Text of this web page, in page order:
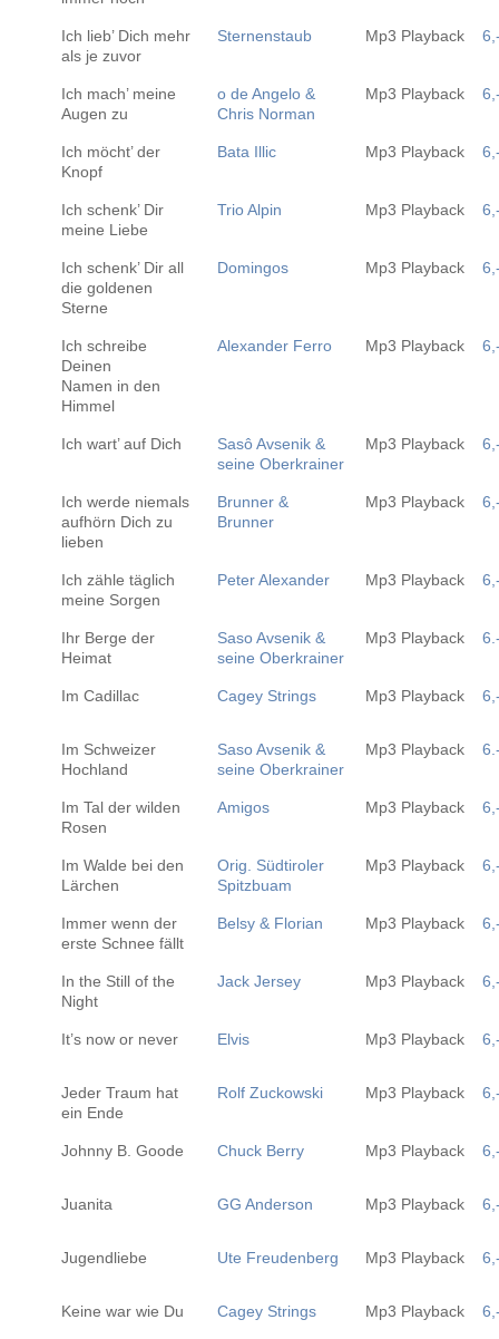
Ich lieb’ Dich mehr
als je zuvor
Sternenstaub Mp3 Playback
Ich mach’ meine
Augen zu
o de Angelo &
Chris Norman
Mp3 Playback
Ich möcht’ der
Knopf
Bata Illic Mp3 Playback
Ich schenk’ Dir
meine Liebe
Trio Alpin Mp3 Playback
Ich schenk’ Dir all
die goldenen
Sterne
Domingos Mp3 Playback
Ich schreibe
Deinen
Namen in den
Himmel
Alexander Ferro Mp3 Playback
Ich wart’ auf Dich
Sasô Avsenik &
seine Oberkrainer
Mp3 Playback
Ich werde niemals
aufhörn Dich zu
lieben
Brunner &
Brunner
Mp3 Playback
Ich zähle täglich
meine Sorgen
Peter Alexander Mp3 Playback
Ihr Berge der
Heimat
Saso Avsenik &
seine Oberkrainer
Mp3 Playback
Im Cadillac Cagey Strings Mp3 Playback
Im Schweizer
Hochland
Saso Avsenik &
seine Oberkrainer
Mp3 Playback
Im Tal der wilden
Rosen
Amigos Mp3 Playback
Im Walde bei den
Lärchen
Orig. Südtiroler
Spitzbuam
Mp3 Playback
Immer wenn der
erste Schnee fällt
Belsy & Florian Mp3 Playback
In the Still of the
Night
Jack Jersey Mp3 Playback
It’s now or never Elvis Mp3 Playback
Jeder Traum hat
ein Ende
Rolf Zuckowski Mp3 Playback
Johnny B. Goode Chuck Berry Mp3 Playback
Juanita GG Anderson Mp3 Playback
Jugendliebe Ute Freudenberg Mp3 Playback
Keine war wie Du Cagey Strings Mp3 Playback